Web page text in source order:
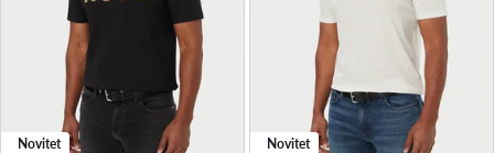
Novitet Novitet